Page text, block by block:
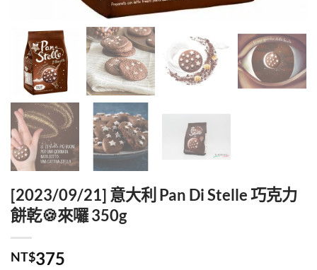
[2023/09/21] 意大利 Pan Di Stelle 巧克力
餅乾🍪來囉 350g
NT$375